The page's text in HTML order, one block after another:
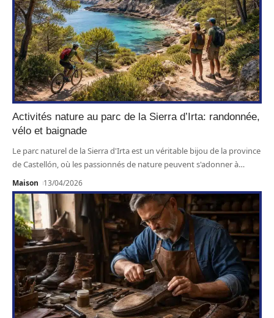
Activités nature au parc de la Sierra d’Irta: randonnée,
vélo et baignade
Le parc naturel de la Sierra d'Irta est un véritable bijou de la province
de Castellón, où les passionnés de nature peuvent s'adonner à…
Maison 13/04/2026